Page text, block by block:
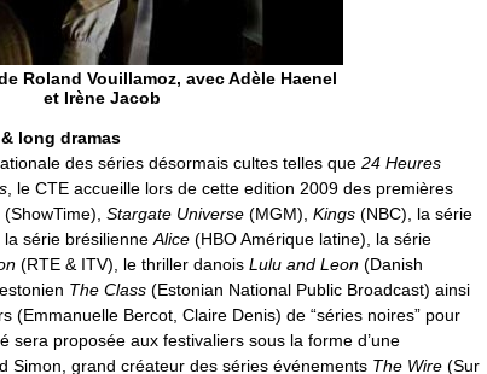
Roland Vouillamoz, avec Adèle Haenel
et Irène Jacob
long dramas
des séries désormais cultes telles que 24 Heures
, le CTE accueille lors de cette edition 2009 des premières
(ShowTime), Stargate Universe (MGM), Kings (NBC), la série
série brésilienne Alice (HBO Amérique latine), la série
(RTE & ITV), le thriller danois Lulu and Leon (Danish
The Class (Estonian National Public Broadcast) ainsi
(Emmanuelle Bercot, Claire Denis) de “séries noires” pour
sera proposée aux festivaliers sous la forme d’une
Simon, grand créateur des séries événements The Wire (Sur